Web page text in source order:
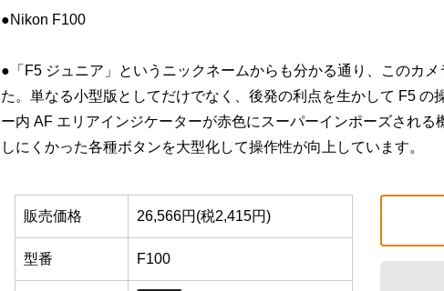
●Nikon F100
●「F5 ジュニア」というニックネームからも分かる通り、このカ
た。単なる小型版としてだけでなく、後発の利点を生かして F5 の
ー内 AF エリアインジケーターが赤色にスーパーインポーズされ
しにくかった各種ボタンを大型化して操作性が向上しています。
販売価格 26,566円(税2,415円)
型番 F100